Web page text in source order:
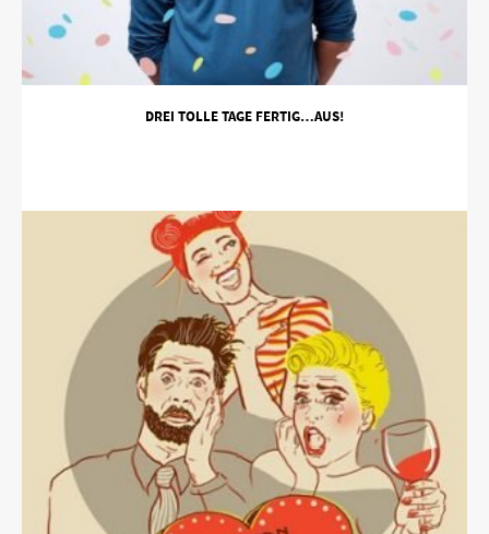
DREI TOLLE TAGE FERTIG…AUS!